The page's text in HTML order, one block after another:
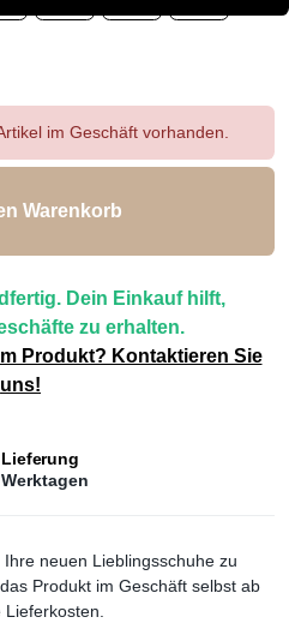
im Geschäft vorhanden.
Warenkorb
Dein Einkauf hilft,
zu erhalten.
Produkt? Kontaktieren Sie
uns!
neuen Lieblingsschuhe zu
Produkt im Geschäft selbst ab